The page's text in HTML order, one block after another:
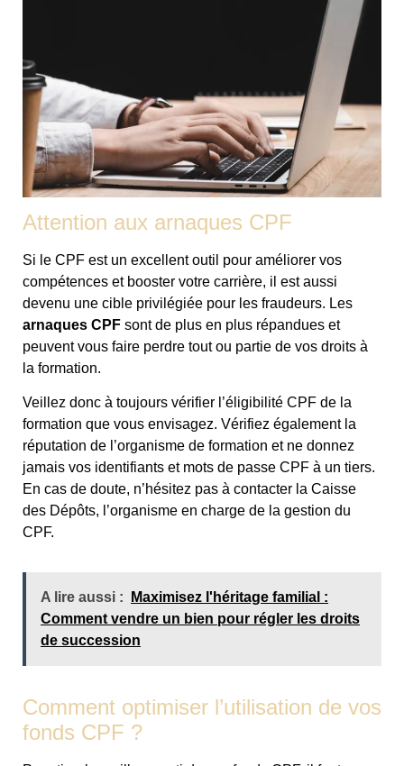
Attention aux arnaques CPF
Si le CPF est un excellent outil pour améliorer vos
compétences et booster votre carrière, il est aussi
devenu une cible privilégiée pour les fraudeurs. Les
arnaques CPF sont de plus en plus répandues et
peuvent vous faire perdre tout ou partie de vos droits à
la formation.
Veillez donc à toujours vérifier l’éligibilité CPF de la
formation que vous envisagez. Vérifiez également la
réputation de l’organisme de formation et ne donnez
jamais vos identifiants et mots de passe CPF à un tiers.
En cas de doute, n’hésitez pas à contacter la Caisse
des Dépôts, l’organisme en charge de la gestion du
CPF.
A lire aussi :
Maximisez l'héritage familial :
Comment vendre un bien pour régler les droits
de succession
Comment optimiser l’utilisation de vos
fonds CPF ?